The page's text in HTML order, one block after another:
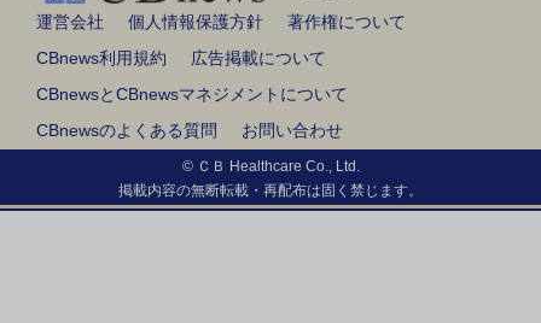
運営会社 個人情報保護方針
著作権について
CBnews利用規約
広告掲載について
CBnewsとCBnewsマネジメントについて
CBnewsのよくある質問
お問い合わせ
© ＣＢ Healthcare Co., Ltd.
掲載内容の無断転載・再配布は固く禁じます。